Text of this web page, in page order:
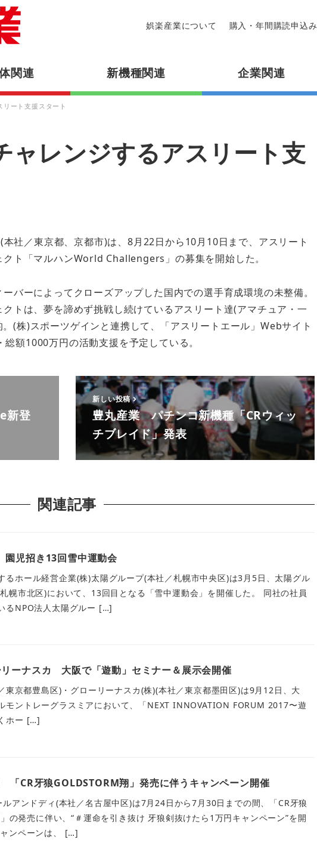
娯楽産業について 購入・年間購読申込み
関連 新機種関連 企業関連
ート支援スタート
レンジするアスリート支
本社／東京都、京都市)は、8月22日から10月10日まで、アスリート
クト「マルハンWorld Challengers」の募集を開始した。
バーによってクローズアップした国内での選手育成環境の未整備。
クトは、夢を諦めず挑戦し続けているアスリート達(アマチュア・一
(株)スポーツゲインと連携して、「アスリートエール」Webサイト
額1000万円の活動支援を予定している。
新登
新しい投稿
豊丸産業 パチンコ新機種「CRウィッ
チブレイド」発表
関連記事
児招き13回雪中運動会
るホール経営企業(株)太陽グループ(本社／札幌市中央区)は3月5日、太陽グル
幌市北区)において、13回目となる「雪中運動会」を開催した。 同社の社員
るNPO法人太陽グルー […]
ーナスカ 大阪で「遊動」セミナー＆展示会開催
東京都豊島区)・グローリーナスカ(株)(本社／東京都墨田区)は9月12日、大
モントレーグラスミアにおいて、「NEXT INNOVATION FORUM 2017〜遊
ホー […]
「CR牙狼GOLDSTORM翔」発売に伴うキャンペーン開催
アンドディ(本社／名古屋中区)は7月24日から7月30日までの間、「CR牙狼
の発売に伴い、“＃運命を引き抜け 牙狼剣抜けたら1万円キャンペーン”を開
ンペーンは、 […]